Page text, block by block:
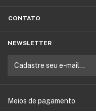
CONTATO
NEWSLETTER
Meios de pagamento